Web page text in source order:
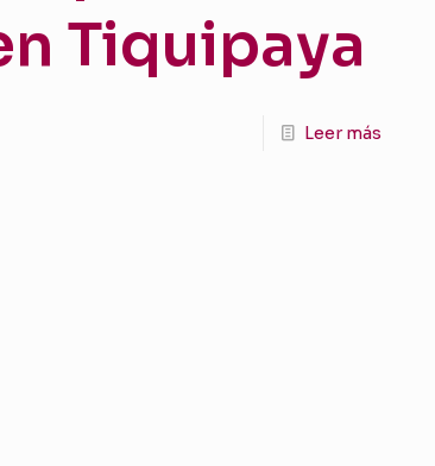
Tiquipaya
Leer más